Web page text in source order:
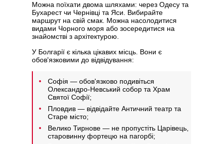
Можна поїхати двома шляхами: через Одесу та
Бухарест чи Чернівці та Яси. Вибирайте
маршрут на свій смак. Можна насолодитися
видами Чорного моря або зосередитися на
знайомстві з архітектурою.
У Болгарії є кілька цікавих місць. Вони є
обов'язковими до відвідування:
Софія — обов'язково подивіться
Олександро-Невський собор та Храм
Святої Софії;
Пловдив — відвідайте Античний театр та
Старе місто;
Велико Тирнове — не пропустіть Царівець,
старовинну фортецю на пагорбі;